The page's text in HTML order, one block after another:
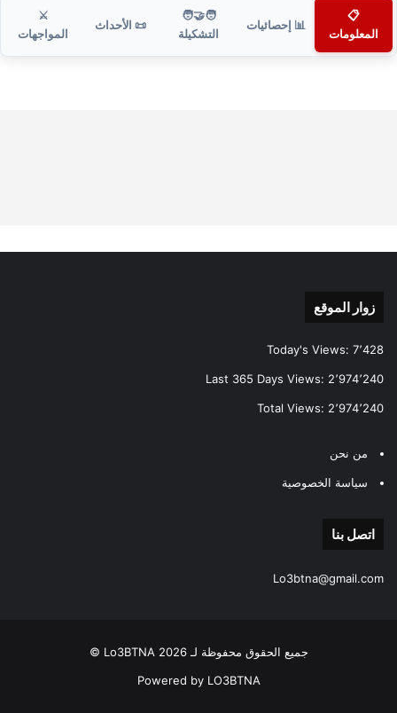
📋
المعلومات
📊 إحصائيات
🧑‍🤝‍🧑
التشكيلة
📜 الأحداث
⚔️
المواجهات
زوار الموقع
Today's Views: 7٬428
Last 365 Days Views: 2٬974٬240
Total Views: 2٬974٬240
من نحن
سياسة الخصوصية
اتصل بنا
Lo3btna@gmail.com
جميع الحقوق محفوظة لـ Lo3BTNA 2026 ©
Powered by LO3BTNA